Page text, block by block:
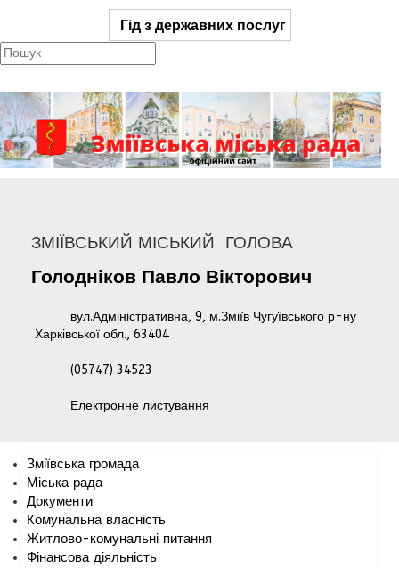
Гід з державних послуг
ЗМІЇВСЬКИЙ МІСЬКИЙ ГОЛОВА
Голодніков Павло Вікторович
вул.Адміністративна, 9, м.Зміїв Чугуївського р-ну
Харківської обл., 63404
(05747) 34523
Електронне листування
Зміївська громада
Міська рада
Документи
Комунальна власність
Житлово-комунальні питання
Фінансова діяльність